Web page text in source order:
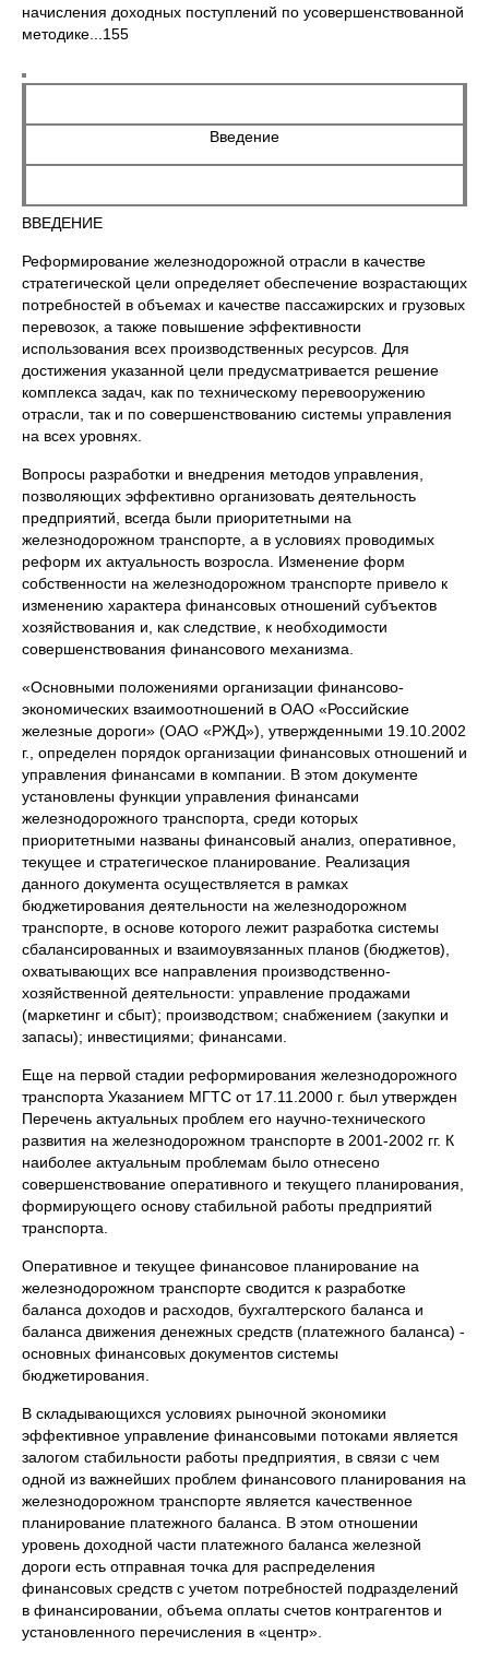
начисления доходных поступлений по усовершенствованной
методике...155
Введение
ВВЕДЕНИЕ
Реформирование железнодорожной отрасли в качестве
стратегической цели определяет обеспечение возрастающих
потребностей в объемах и качестве пассажирских и грузовых
перевозок, а также повышение эффективности
использования всех производственных ресурсов. Для
достижения указанной цели предусматривается решение
комплекса задач, как по техническому перевооружению
отрасли, так и по совершенствованию системы управления
на всех уровнях.
Вопросы разработки и внедрения методов управления,
позволяющих эффективно организовать деятельность
предприятий, всегда были приоритетными на
железнодорожном транспорте, а в условиях проводимых
реформ их актуальность возросла. Изменение форм
собственности на железнодорожном транспорте привело к
изменению характера финансовых отношений субъектов
хозяйствования и, как следствие, к необходимости
совершенствования финансового механизма.
«Основными положениями организации финансово-
экономических взаимоотношений в ОАО «Российские
железные дороги» (ОАО «РЖД»), утвержденными 19.10.2002
г., определен порядок организации финансовых отношений и
управления финансами в компании. В этом документе
установлены функции управления финансами
железнодорожного транспорта, среди которых
приоритетными названы финансовый анализ, оперативное,
текущее и стратегическое планирование. Реализация
данного документа осуществляется в рамках
бюджетирования деятельности на железнодорожном
транспорте, в основе которого лежит разработка системы
сбалансированных и взаимоувязанных планов (бюджетов),
охватывающих все направления производственно-
хозяйственной деятельности: управление продажами
(маркетинг и сбыт); производством; снабжением (закупки и
запасы); инвестициями; финансами.
Еще на первой стадии реформирования железнодорожного
транспорта Указанием МГТС от 17.11.2000 г. был утвержден
Перечень актуальных проблем его научно-технического
развития на железнодорожном транспорте в 2001-2002 гг. К
наиболее актуальным проблемам было отнесено
совершенствование оперативного и текущего планирования,
формирующего основу стабильной работы предприятий
транспорта.
Оперативное и текущее финансовое планирование на
железнодорожном транспорте сводится к разработке
баланса доходов и расходов, бухгалтерского баланса и
баланса движения денежных средств (платежного баланса) -
основных финансовых документов системы
бюджетирования.
В складывающихся условиях рыночной экономики
эффективное управление финансовыми потоками является
залогом стабильности работы предприятия, в связи с чем
одной из важнейших проблем финансового планирования на
железнодорожном транспорте является качественное
планирование платежного баланса. В этом отношении
уровень доходной части платежного баланса железной
дороги есть отправная точка для распределения
финансовых средств с учетом потребностей подразделений
в финансировании, объема оплаты счетов контрагентов и
установленного перечисления в «центр».